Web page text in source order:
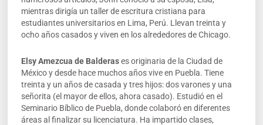
mientras dirigía un taller de escritura cristiana para
estudiantes universitarios en Lima, Perú. Llevan treinta y
ocho años casados y viven en los alrededores de Chicago.
Elsy Amezcua de Balderases originaria de la Ciudad de
México y desde hace muchos años vive en Puebla. Tiene
treinta y un años de casada y tres hijos: dos varones y una
señorita (el mayor de ellos, ahora casado). Estudió en el
Seminario Bíblico de Puebla, donde colaboró en diferentes
áreas al finalizar su licenciatura. Ha impartido clases,